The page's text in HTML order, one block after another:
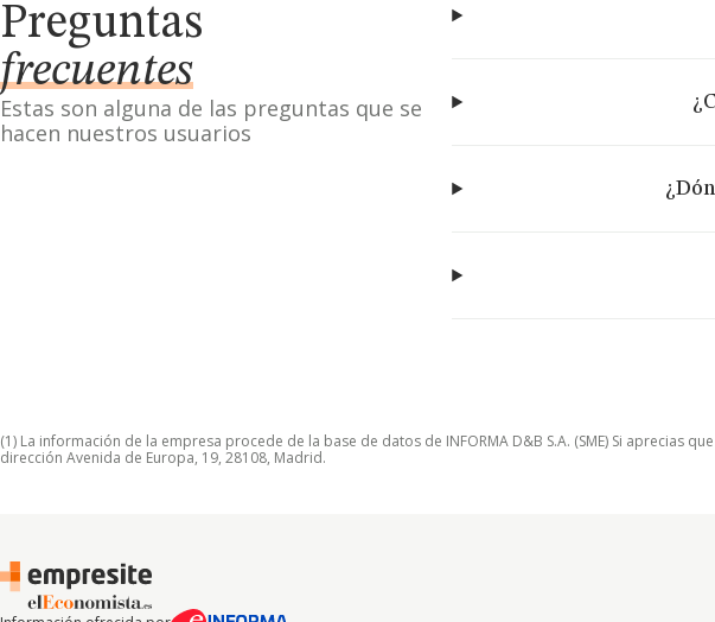
Preguntas
frecuentes
Estas son alguna de las preguntas que se
hacen nuestros usuarios
(1) La información de la empresa procede de la base de datos de INFORMA D&B S.A. (SME) Si
dirección Avenida de Europa, 19, 28108, Madrid.